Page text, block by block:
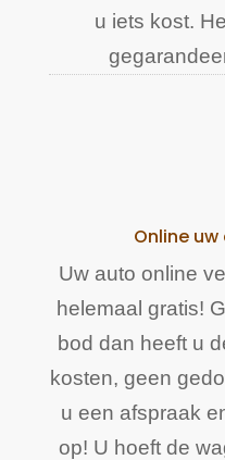
u iets kost.
Online
Uw auto online
helemaal gratis!
bod dan heeft u
kosten, geen
u een afspraak
op! U hoeft de